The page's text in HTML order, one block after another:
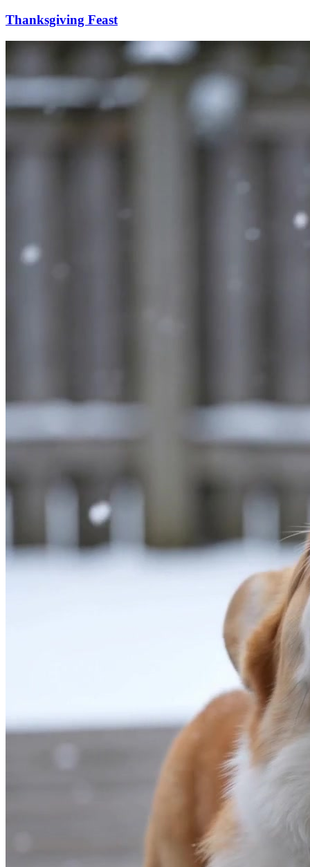
Thanksgiving Feast